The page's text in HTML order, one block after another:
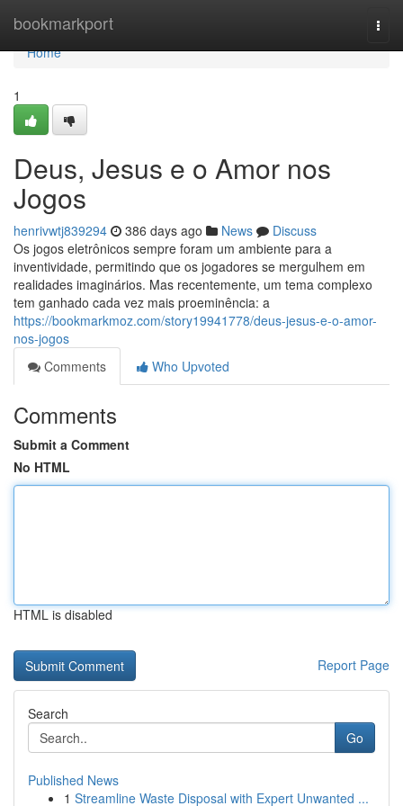
bookmarkport
Home
Home
1
Deus, Jesus e o Amor nos
Jogos
henrivwtj839294 386 days ago News
Discuss
Os jogos eletrônicos sempre foram um ambiente para a
inventividade, permitindo que os jogadores se mergulhem em
realidades imaginários. Mas recentemente, um tema complexo
tem ganhado cada vez mais proeminência: a
https://bookmarkmoz.com/story19941778/deus-jesus-e-o-amor-
nos-jogos
Comments
Who Upvoted
Comments
Submit a Comment
No HTML
HTML is disabled
Report Page
Search
Go
Published News
1 Streamline Waste Disposal with Expert Unwanted ...